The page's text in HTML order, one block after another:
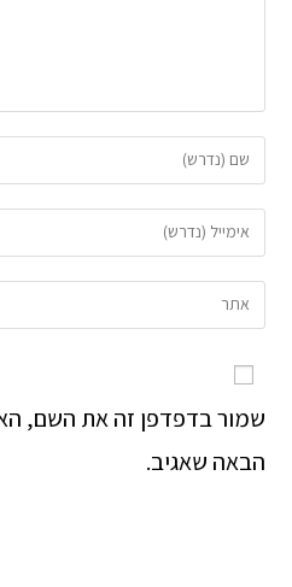
שמור בדפדפן זה את השם,
הבאה שאגיב.